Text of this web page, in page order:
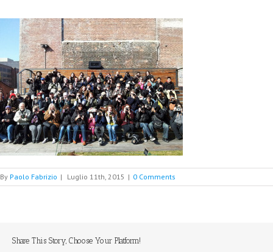
By Paolo Fabrizio | Luglio 11th, 2015 | 0 Comments
Share This Story, Choose Your Platform!